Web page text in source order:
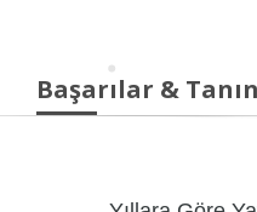
Başarılar &